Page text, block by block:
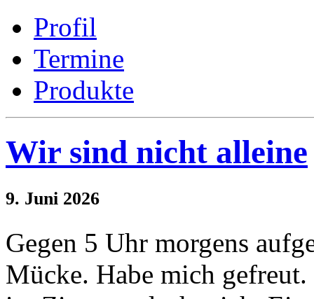
Profil
Termine
Produkte
Wir sind nicht alleine
9. Juni 2026
Gegen 5 Uhr morgens
Mücke. Habe mich